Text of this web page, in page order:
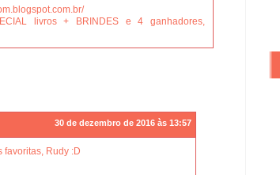
livros + BRINDES e 4 ganhadores,
30 de dezembro de 2016 às 13:57
favoritas, Rudy :D